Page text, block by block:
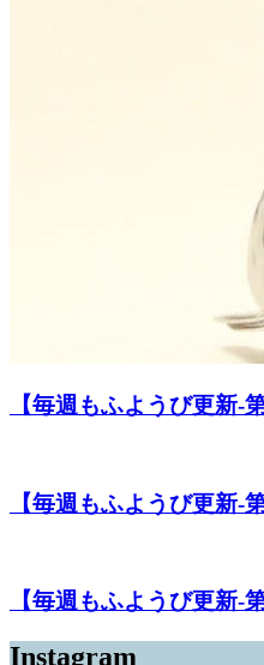
【毎週もふようび更新-
【毎週もふようび更新-
【毎週もふようび更新-
Instagram